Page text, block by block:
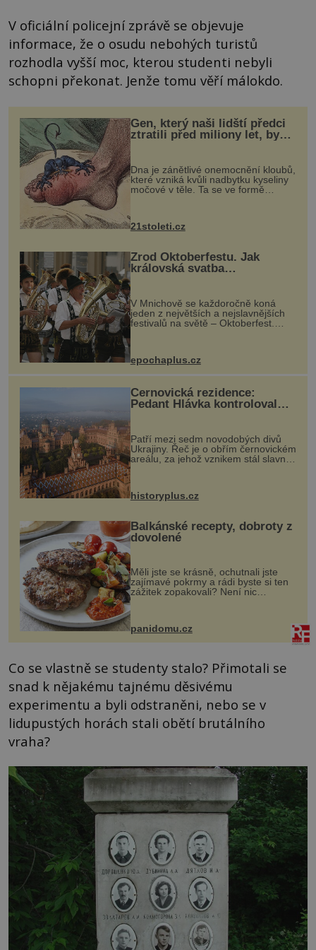
V oficiální policejní zprávě se objevuje
informace, že o osudu nebohých turistů
rozhodla vyšší moc, kterou studenti nebyli
schopni překonat. Jenže tomu věří málokdo.
Gen, který naši lidští předci
ztratili před miliony let, by
mohl pomoci s léčbou
„nemoci králů“
Dna je zánětlivé onemocnění kloubů,
které vzniká kvůli nadbytku kyseliny
močové v těle. Ta se ve formě
nohou, a způsobuje bole...
21stoleti.cz
Zrod Oktoberfestu. Jak
královská svatba
odstartovala největší pivní
festival světa
V Mnichově se každoročně koná
jeden z největších a nejslavnějších
festivalů na světě – Oktoberfest.
návštěvníků, kteří si vychutnávají
kultur...
epochaplus.cz
Černovická rezidence:
Pedant Hlávka kontroloval
Patří mezi sedm novodobých divů
Ukrajiny. Řeč je o obřím černovickém
areálu, za jehož vznikem stál slavný
český architekt Josef Hlávka. Ten si
na něm dal mimořádně záležet. Jeho
historyplus.cz
Balkánské recepty, dobroty z
dovolené
Měli jste se krásně, ochutnali jste
zajímavé pokrmy a rádi byste si ten
zážitek zopakovali? Není nic
snazšího. Pljeskavica (10 porcí)
Možná jste ji ochutnali na dovolené v
bývalé Jugoslávii, lze ji vi...
panidomu.cz
Co se vlastně se studenty stalo? Přimotali se
snad k nějakému tajnému děsivému
experimentu a byli odstraněni, nebo se v
lidupustých horách stali obětí brutálního
vraha?